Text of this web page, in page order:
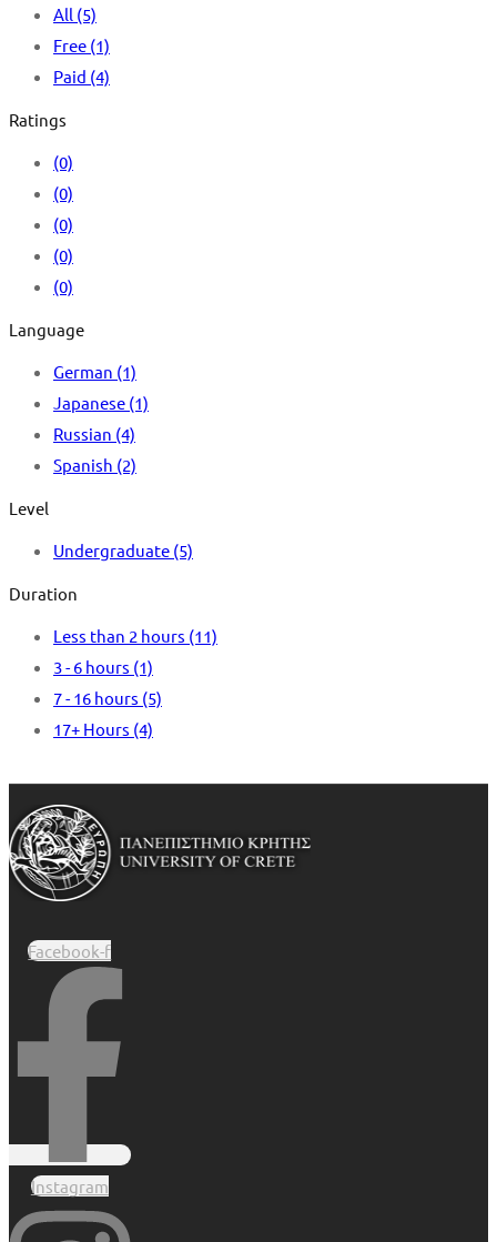
All (5)
Free (1)
Paid (4)
Ratings
(0)
(0)
(0)
(0)
(0)
Language
German (1)
Japanese (1)
Russian (4)
Spanish (2)
Level
Undergraduate (5)
Duration
Less than 2 hours (11)
3 - 6 hours (1)
7 - 16 hours (5)
17+ Hours (4)
Facebook-f
Instagram